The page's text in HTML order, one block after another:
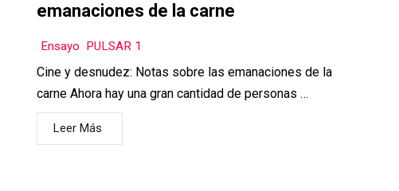
emanaciones de la carne
Ensayo PULSAR 1
Cine y desnudez: Notas sobre las emanaciones de la
carne Ahora hay una gran cantidad de personas …
Leer Más